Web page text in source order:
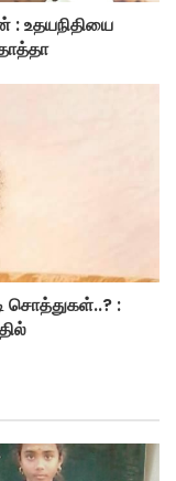
: உதயநிதியை
சொத்துகள்..? :